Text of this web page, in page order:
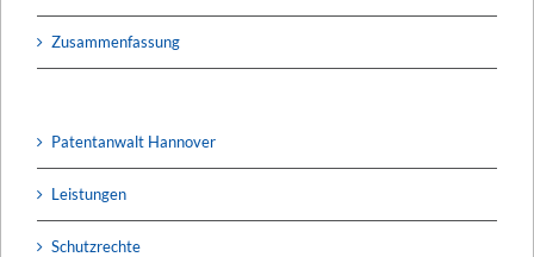
Zusammenfassung
Patentanwalt Hannover
Leistungen
Schutzrechte